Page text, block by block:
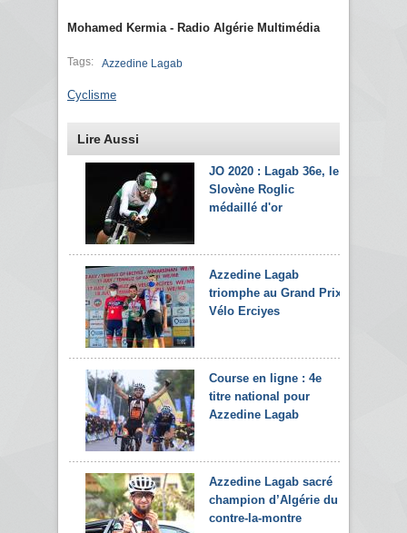
Mohamed Kermia - Radio Algérie Multimédia
Tags: Azzedine Lagab
Cyclisme
Lire Aussi
JO 2020 : Lagab 36e, le
Slovène Roglic
médaillé d'or
Azzedine Lagab
triomphe au Grand Prix
Vélo Erciyes
Course en ligne : 4e
titre national pour
Azzedine Lagab
Azzedine Lagab sacré
champion d’Algérie du
contre-la-montre